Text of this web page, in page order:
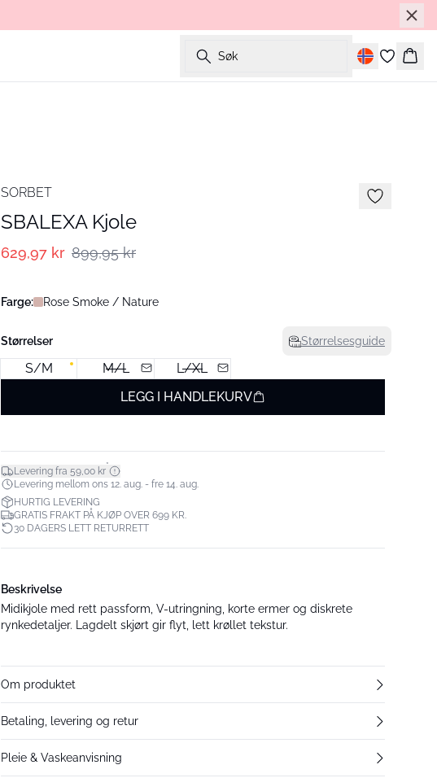
Søk
SORBET
SBALEXA Kjole
629,97 kr 899,95 kr
Farge: Rose Smoke / Nature
Størrelser Størrelsesguide
S/M M/L
L/XL
LEGG I HANDLEKURV
Levering fra 59,00 kr*
Levering mellom ons 12. aug. - fre 14. aug.
HURTIG LEVERING
GRATIS FRAKT PÅ KJØP OVER 699 KR.
30 DAGERS LETT RETURRETT
Beskrivelse
Midikjole med rett passform, V-utringning, korte ermer og diskrete
rynkedetaljer. Lagdelt skjørt gir flyt, lett krøllet tekstur.
Om produktet
Betaling, levering og retur
Pleie & Vaskeanvisning